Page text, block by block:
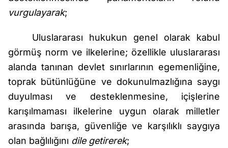
vurgulayarak;
Uluslararası hukukun genel olarak kabul
görmüş norm ve ilkelerine; özellikle uluslararası
alanda tanınan devlet sınırlarının egemenliğine,
toprak bütünlüğüne ve dokunulmazlığına saygı
duyulması ve desteklenmesine, içişlerine
karışılmaması ilkelerine uygun olarak milletler
arasında barışa, güvenliğe ve karşılıklı saygıya
olan bağlılığını dile getirerek;